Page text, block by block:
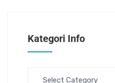
Kategori Info